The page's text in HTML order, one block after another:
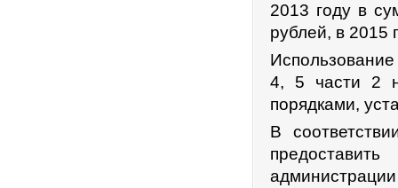
2013 году в
рублей, в 2015
4, 5 части 2
порядками,
В